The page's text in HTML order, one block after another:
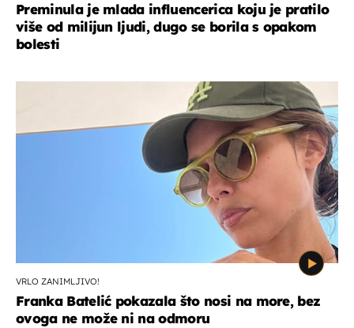
Preminula je mlada influencerica koju je pratilo
više od milijun ljudi, dugo se borila s opakom
bolesti
VRLO ZANIMLJIVO!
Franka Batelić pokazala što nosi na more, bez
ovoga ne može ni na odmoru